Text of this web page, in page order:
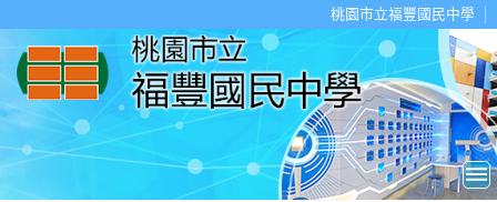
桃園市立福豐國民中學